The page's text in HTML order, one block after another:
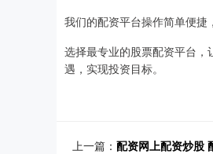
我们的配资平台操作简单便捷
选择最专业的股票配资平台
遇，实现投资目标。
上一篇： 配资网上配资炒股